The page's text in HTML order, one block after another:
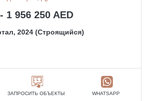
1 956 250 AED
2024 (Строящийся)
ЗАПРОСИТЬ ОБЪЕКТЫ WHATSAPP